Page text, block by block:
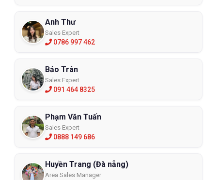
Anh Thư
Sales Expert
0786 997 462
Bảo Trân
Sales Expert
091 464 8325
Phạm Văn Tuấn
Sales Expert
0888 149 686
Huyền Trang (Đà nẵng)
Area Sales Manager